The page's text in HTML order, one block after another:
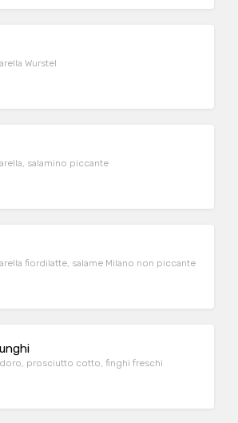
Wurstel
salamino piccante
fiordilatte, salame Milano non piccante
prosciutto cotto, finghi freschi